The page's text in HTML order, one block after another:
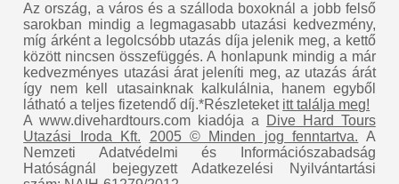
Az ország, a város és a szálloda boxoknál a jobb felső
sarokban mindig a legmagasabb utazási kedvezmény,
míg árként a legolcsóbb utazás díja jelenik meg, a kettő
között nincsen összefüggés. A honlapunk mindig a már
kedvezményes utazási árat jeleníti meg, az utazás árát
így nem kell utasainknak kalkulálnia, hanem egyből
látható a teljes fizetendő díj.*Részleteket itt találja meg!
A www.divehardtours.com kiadója a
Dive Hard Tours
Utazási Iroda Kft.
2005 © Minden jog fenntartva. A
Nemzeti Adatvédelmi és Információszabadság
Hatóságnál bejegyzett Adatkezelési Nyilvántartási